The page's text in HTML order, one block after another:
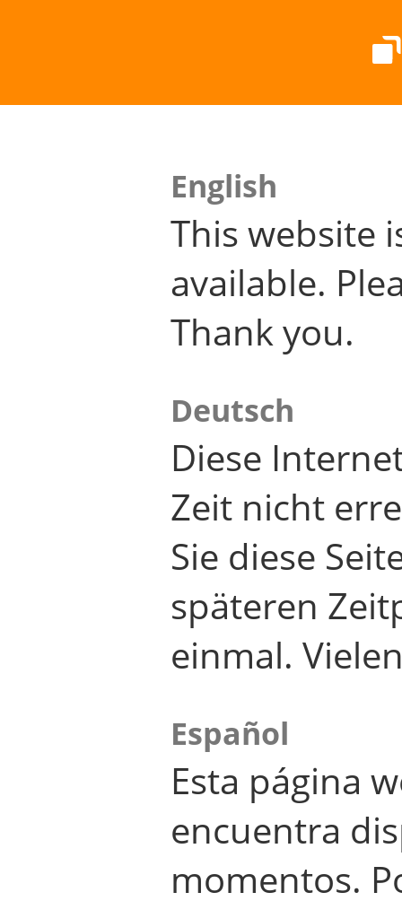
English
This website
available.
Thank you.
Deutsch
Diese
Zeit nicht
Sie diese
späteren
einmal.
Español
Esta página
encuentra
momentos.